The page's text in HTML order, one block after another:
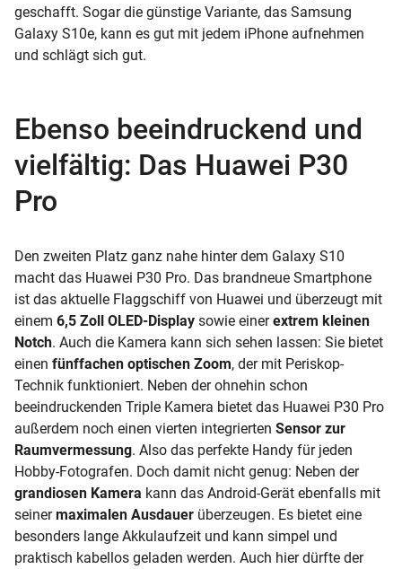
geschafft. Sogar die günstige Variante, das Samsung
Galaxy S10e, kann es gut mit jedem iPhone aufnehmen
und schlägt sich gut.
Ebenso beeindruckend und
vielfältig: Das Huawei P30
Pro
Den zweiten Platz ganz nahe hinter dem Galaxy S10
macht das Huawei P30 Pro. Das brandneue Smartphone
ist das aktuelle Flaggschiff von Huawei und überzeugt mit
einem 6,5 Zoll OLED-Display sowie einer extrem kleinen
Notch. Auch die Kamera kann sich sehen lassen: Sie bietet
einen fünffachen optischen Zoom, der mit Periskop-
Technik funktioniert. Neben der ohnehin schon
beeindruckenden Triple Kamera bietet das Huawei P30 Pro
außerdem noch einen vierten integrierten Sensor zur
Raumvermessung. Also das perfekte Handy für jeden
Hobby-Fotografen. Doch damit nicht genug: Neben der
grandiosen Kamera kann das Android-Gerät ebenfalls mit
seiner maximalen Ausdauer überzeugen. Es bietet eine
besonders lange Akkulaufzeit und kann simpel und
praktisch kabellos geladen werden. Auch hier dürfte der